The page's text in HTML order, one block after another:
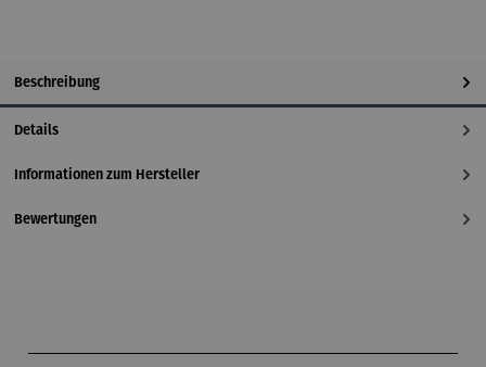
Beschreibung
Details
Informationen zum Hersteller
Bewertungen